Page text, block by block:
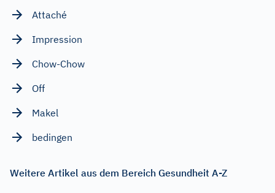
Attaché
Impression
Chow-Chow
Off
Makel
bedingen
Weitere Artikel aus dem Bereich Gesundheit A-Z